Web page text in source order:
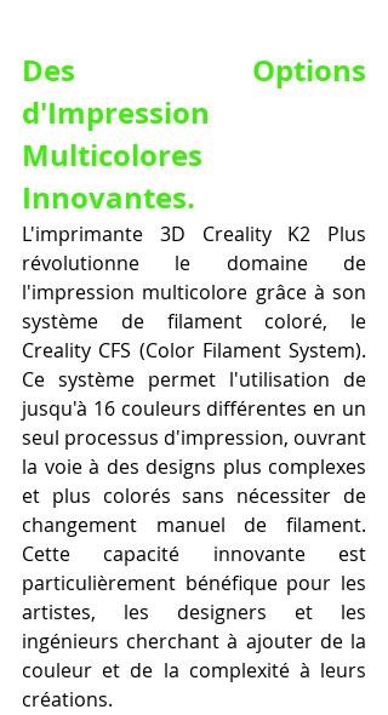
Des Options
d'Impression
Multicolores
Innovantes.
L'imprimante 3D Creality K2 Plus
révolutionne le domaine de
l'impression multicolore grâce à son
système de filament coloré, le
Creality CFS (Color Filament System).
Ce système permet l'utilisation de
jusqu'à 16 couleurs différentes en un
seul processus d'impression, ouvrant
la voie à des designs plus complexes
et plus colorés sans nécessiter de
changement manuel de filament.
Cette capacité innovante est
particulièrement bénéfique pour les
artistes, les designers et les
ingénieurs cherchant à ajouter de la
couleur et de la complexité à leurs
créations.